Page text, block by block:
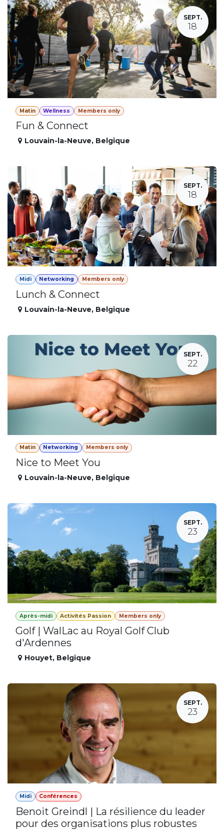
SEPT.
18
Matin Wellness Members only
Fun & Connect
Louvain-la-Neuve, Belgique
SEPT.
18
Midi Networking Members only
Lunch & Connect
Louvain-la-Neuve, Belgique
SEPT.
22
Matin Networking Members only
Nice to Meet You
Louvain-la-Neuve, Belgique
SEPT.
23
Après-midi Activités Passion Members only
Golf | WalLac au Royal Golf Club
d'Ardennes
Houyet, Belgique
SEPT.
23
Midi Conférences
Benoit Greindl | La résilience du leader
pour des organisations plus robustes